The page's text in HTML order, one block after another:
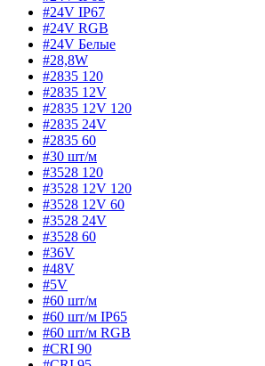
#24V IP67
#24V RGB
#24V Белые
#28,8W
#2835 120
#2835 12V
#2835 12V 120
#2835 24V
#2835 60
#30 шт/м
#3528 120
#3528 12V 120
#3528 12V 60
#3528 24V
#3528 60
#36V
#48V
#5V
#60 шт/м
#60 шт/м IP65
#60 шт/м RGB
#CRI 90